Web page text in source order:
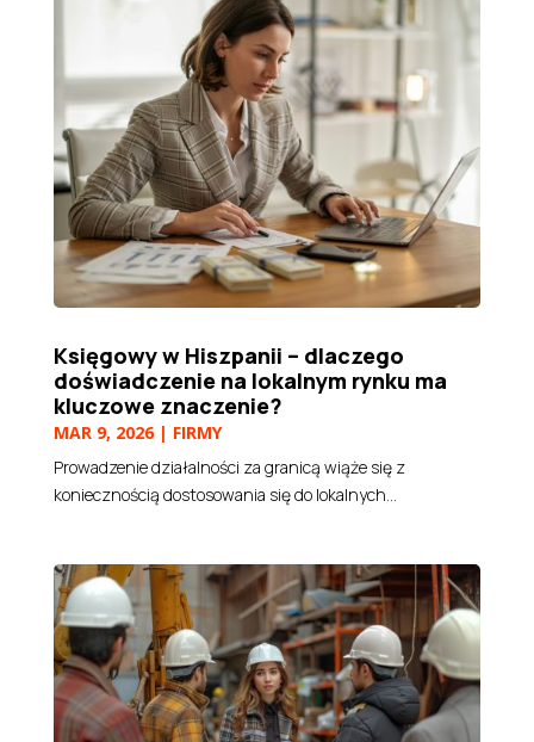
Księgowy w Hiszpanii – dlaczego
doświadczenie na lokalnym rynku ma
kluczowe znaczenie?
MAR 9, 2026| FIRMY
Prowadzenie działalności za granicą wiąże się z
koniecznością dostosowania się do lokalnych...